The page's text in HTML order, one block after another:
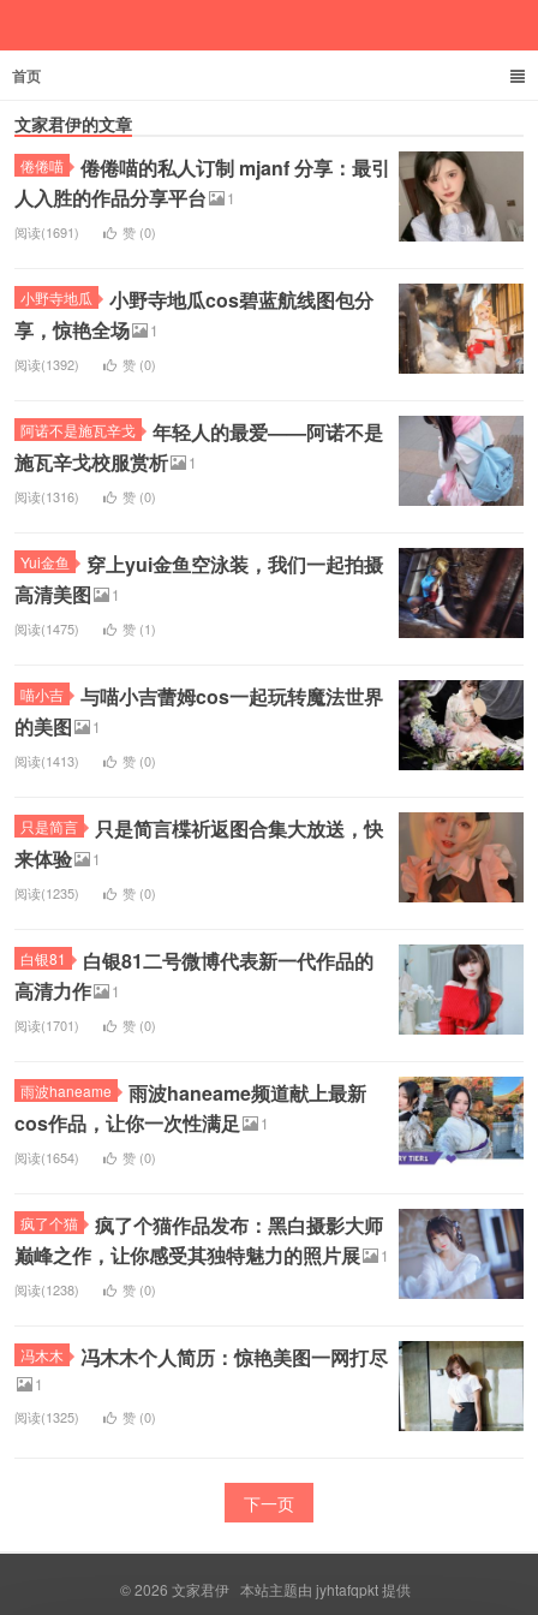
首页
文家君伊的文章
倦倦喵
倦倦喵的私人订制 mjanf 分享：最引
人入胜的作品分享平台
1
阅读(1691) 赞 (0)
小野寺地瓜
小野寺地瓜cos碧蓝航线图包分
享，惊艳全场
1
阅读(1392) 赞 (0)
阿诺不是施瓦辛戈
年轻人的最爱——阿诺不是
施瓦辛戈校服赏析
1
阅读(1316) 赞 (0)
Yui金鱼
穿上yui金鱼空泳装，我们一起拍摄
高清美图
1
阅读(1475) 赞 (1)
喵小吉
与喵小吉蕾姆cos一起玩转魔法世界
的美图
1
阅读(1413) 赞 (0)
只是简言
只是简言楪祈返图合集大放送，快
来体验
1
阅读(1235) 赞 (0)
白银81
白银81二号微博代表新一代作品的
高清力作
1
阅读(1701) 赞 (0)
雨波haneame
雨波haneame频道献上最新
cos作品，让你一次性满足
1
阅读(1654) 赞 (0)
疯了个猫
疯了个猫作品发布：黑白摄影大师
巅峰之作，让你感受其独特魅力的照片展
1
阅读(1238) 赞 (0)
冯木木 冯木木个人简历：惊艳美图一网打尽
1
阅读(1325) 赞 (0)
下一页
© 2026 文家君伊 本站主题由 jyhtafqpkt提供